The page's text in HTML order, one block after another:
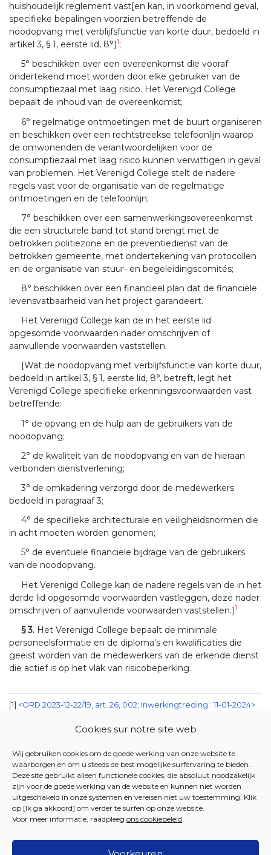
Cookies sur notre site web
Wij gebruiken cookies om de goede werking van onze website te
waarborgen en om u steeds de best mogelijke surfervaring te bieden.
Deze site gebruikt alleen functionele cookies, die absoluut noodzakelijk
zijn voor de goede werking van de website en kunnen niet worden
uitgeschakeld in onze systemen en vereisen niet uw toestemming. Klik
op [Ik ga akkoord] om verder te surfen op onze website.
Voor meer informatie, raadpleeg ons cookiebeleid.
huishoudelijk reglement vast[en kan, in voorkomend geval,
specifieke bepalingen voorzien betreffende de
noodopvang met verblijfsfunctie van korte duur, bedoeld in
artikel 3, § 1, eerste lid, 8°]1;
5° beschikken over een overeenkomst die vooraf
ondertekend moet worden door elke gebruiker van de
consumptiezaal met laag risico. Het Verenigd College
bepaalt de inhoud van de overeenkomst;
6° regelmatige ontmoetingen met de buurt organiseren
en beschikken over een rechtstreekse telefoonlijn waarop
de omwonenden de verantwoordelijken voor de
consumptiezaal met laag risico kunnen verwittigen in geval
van problemen. Het Verenigd College stelt de nadere
regels vast voor de organisatie van de regelmatige
ontmoetingen en de telefoonlijn;
7° beschikken over een samenwerkingsovereenkomst
die een structurele band tot stand brengt met de
betrokken politiezone en de preventiedienst van de
betrokken gemeente, met ondertekening van protocollen
en de organisatie van stuur- en begeleidingscomités;
8° beschikken over een financieel plan dat de financiële
levensvatbaarheid van het project garandeert.
Het Verenigd College kan de in het eerste lid
opgesomde voorwaarden nader omschrijven of
aanvullende voorwaarden vaststellen.
[Wat de noodopvang met verblijfsfunctie van korte duur,
bedoeld in artikel 3, § 1, eerste lid, 8°, betreft, legt het
Verenigd College specifieke erkenningsvoorwaarden vast
betreffende:
1° de opvang en de hulp aan de gebruikers van de
noodopvang;
2° de kwaliteit van de noodopvang en van de hieraan
verbonden dienstverlening;
3° de omkadering verzorgd door de medewerkers
bedoeld in paragraaf 3;
4° de specifieke architecturale en veiligheidsnormen die
in acht moeten worden genomen;
5° de eventuele financiële bijdrage van de gebruikers
van de noodopvang.
Het Verenigd College kan de nadere regels van de in het
derde lid opgesomde voorwaarden vastleggen, deze nader
omschrijven of aanvullende voorwaarden vaststellen.]1
§ 3. Het Verenigd College bepaalt de minimale
personeelsformatie en de diploma's en kwalificaties die
geëist worden van de medewerkers van de erkende dienst
die actief is op het vlak van risicobeperking.
1 <ORD 2023-12-22/19, art. 26, 002; Inwerkingtreding : 11-01-2024>
JUSTEL DATABANK
22 JULI 2021. - Ordonnantie betreffende de erkenning
en subsidiëring van de diensten die actief zijn op het
vlak van de beperking van de aan druggebruik
verbonden risico's